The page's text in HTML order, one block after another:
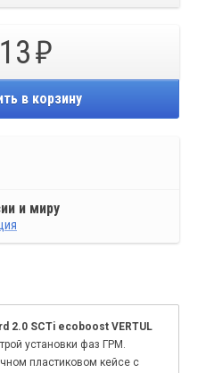
в корзину
и миру
2.0 SCTi ecoboost VERTUL
установки фаз ГРМ.
пластиковом кейсе с